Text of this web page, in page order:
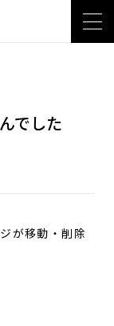
でした
が移動・削除